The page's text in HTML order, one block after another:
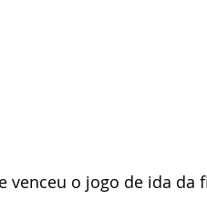
venceu o jogo de ida da